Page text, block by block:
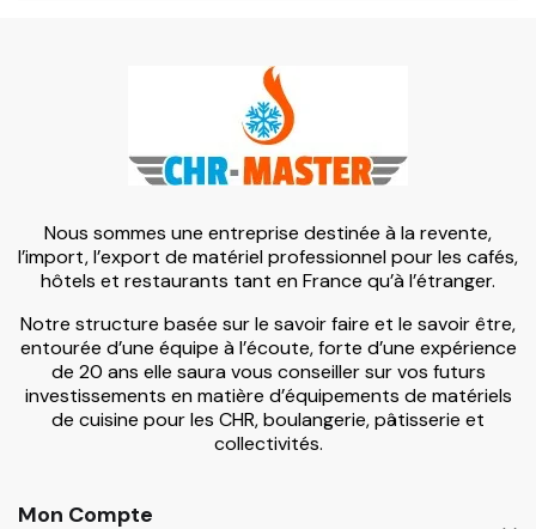
Nous sommes une entreprise destinée à la revente,
l’import, l’export de matériel professionnel pour les cafés,
hôtels et restaurants tant en France qu’à l’étranger.
Notre structure basée sur le savoir faire et le savoir être,
entourée d’une équipe à l’écoute, forte d’une expérience
de 20 ans elle saura vous conseiller sur vos futurs
investissements en matière d’équipements de matériels
de cuisine pour les CHR, boulangerie, pâtisserie et
collectivités.
Mon Compte